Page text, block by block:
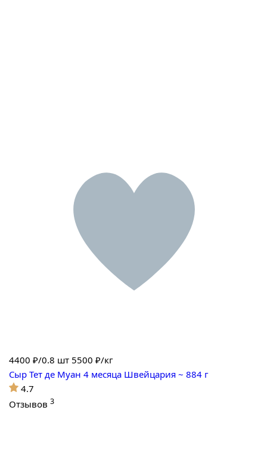
4400 ₽/0.8 шт 5500 ₽/кг
Сыр Тет де Муан 4 месяца Швейцария ~ 884 г
4.7
Отзывов 3